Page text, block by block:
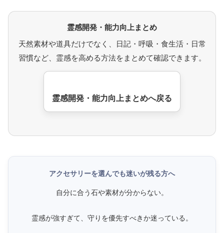
霊感開発・能力向上まとめ
天然素材や道具だけでなく、日記・呼吸・食生活・日常
習慣など、霊感を高める方法をまとめて確認できます。
霊感開発・能力向上まとめへ戻る
アクセサリーを選んでも迷いが残る方へ
自分に合う石や素材が分からない。
霊感が強すぎて、守りを優先すべきか迷っている。